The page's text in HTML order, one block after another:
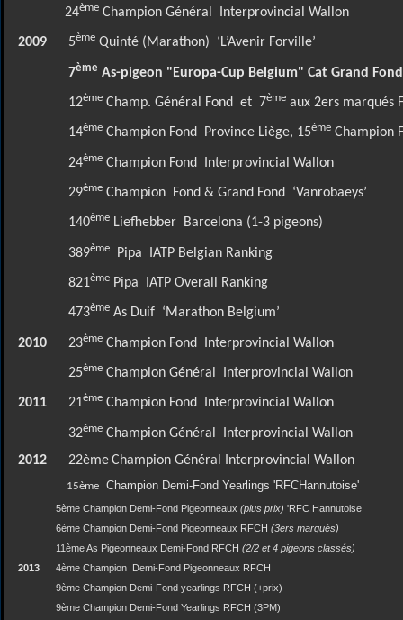
24ème Champion Général Interprovincial Wallon
2009 5ème Quinté (Marathon) ‘L’Avenir Forville’
7ème As-pigeon "Europa-Cup Belgium" Cat Grand Fond
12ème Champ. Général Fond et 7ème aux 2ers marqués
14ème Champion Fond Province Liège, 15ème Champion
24ème Champion Fond Interprovincial Wallon
29ème Champion Fond & Grand Fond ‘Vanrobaeys’
140ème Liefhebber Barcelona (1-3 pigeons)
389ème Pipa IATP Belgian Ranking
821ème Pipa IATP Overall Ranking
473ème As Duif ‘Marathon Belgium’
2010 23ème Champion Fond nterprovincial Wallon
25ème Champion Général Interprovincial Wallon
2011 21ème Champion Fond Interprovincial Wallon
32ème Champion Général
Interprovincial Wallon
2012
22èmeChampion Général Interprovincial Wallon
15ème Champion Demi-Fond Yearlings 'RFCHannutoise'
5ème Champion Demi-Fond Pigeonneaux (plus prix) 'RFC Hannutoise
6ème Champion Demi-Fond Pigeonneaux RFCH (3ers marqués)
11ème As Pigeonneaux Demi-Fond RFCH (2/2 et 4 pigeons classés)
2013 4ème Champion Demi-Fond Pigeonneaux RFCH
9ème Champion Demi-Fond yearlings RFCH (+prix)
9ème Champion Demi-Fond Yearlings RFCH (3PM)